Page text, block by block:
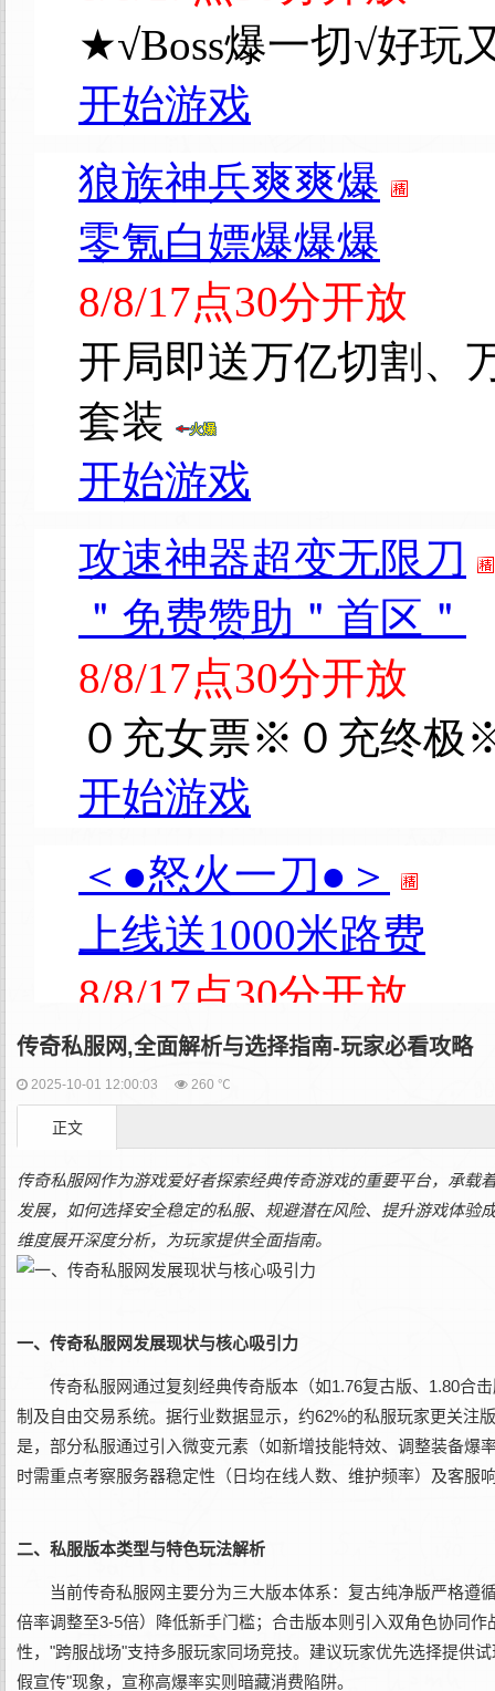
传奇私服网,全面解析与选择指南-玩家必看攻略
2025-10-01 12:00:03 260 ℃
正文
传奇私服网作为游戏爱好者探索经典传奇游戏的重要平台，承
发展，如何选择安全稳定的私服、规避潜在风险、提升游戏体
维度展开深度分析，为玩家提供全面指南。
一、传奇私服网发展现状与核心吸引力
传奇私服网通过复刻经典传奇版本（如1.76复古版、1.80合
制及自由交易系统。据行业数据显示，约62%的私服玩家更关注
是，部分私服通过引入微变元素（如新增技能特效、调整装备爆
时需重点考察服务器稳定性（日均在线人数、维护频率）及客服
二、私服版本类型与特色玩法解析
当前传奇私服网主要分为三大版本体系：复古纯净版严格
倍率调整至3-5倍）降低新手门槛；合击版本则引入双角色协同
性，"跨服战场"支持多服玩家同场竞技。建议玩家优先选择提供
假宣传"现象，宣称高爆率实则暗藏消费陷阱。